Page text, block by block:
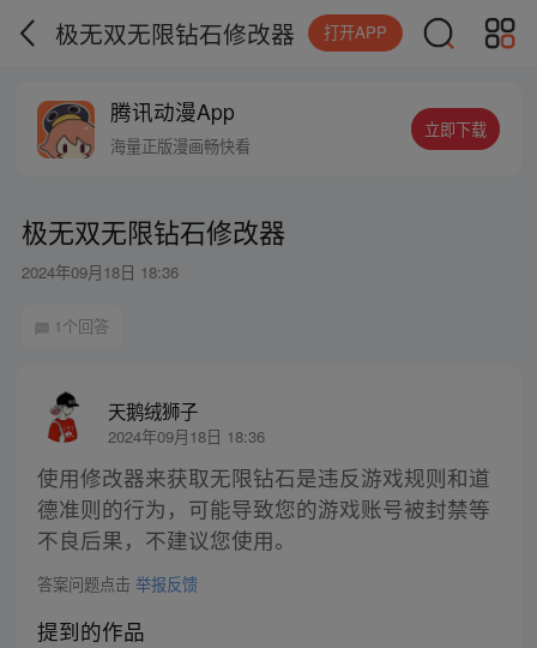
极无双无限钻石修改器 打开APP
腾讯动漫App
海量正版漫画畅快看
立即下载
极无双无限钻石修改器
2024年09月18日 18:36
1个回答
天鹅绒狮子
2024年09月18日 18:36
使用修改器来获取无限钻石是违反游戏规则和道
德准则的行为，可能导致您的游戏账号被封禁等
不良后果，不建议您使用。
答案问题点击 举报反馈
提到的作品